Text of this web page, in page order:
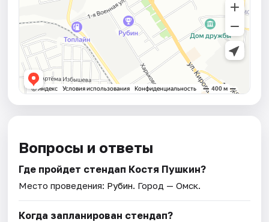
Вопросы и ответы
Где пройдет стендап Костя Пушкин?
Место проведения: Рубин. Город — Омск.
Когда запланирован стендап?